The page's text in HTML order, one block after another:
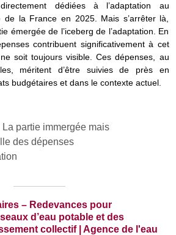
dédiées à l’adaptation au
de la France en 2025. Mais s’arrêter là,
émergée de l’iceberg de l’adaptation. En
contribuent significativement à cet
soit toujours visible. Ces dépenses, au
méritent d’être suivies de près en
budgétaires et dans le contexte actuel.
– Redevances pour
d’eau potable et des
collectif | Agence de l'eau